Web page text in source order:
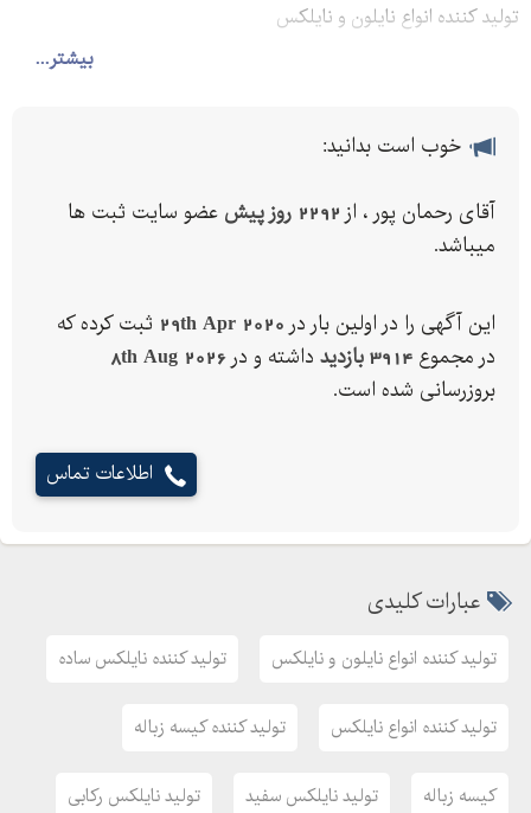
بیشتر...
تولید کننده انواع نایلون و نایلکس
نایلکس دسته دار تولید نایلکس دسته دار
تولید نایلکس رکابی
تولید نایلکس
نایلکس ساده
تولید کننده نایلکس ساده
کیسه زباله
خوب است بدانید:
آقای رحمان پور ، از 2292 روز پیش
عضو سایت ثبت ها
میباشد.
این آگهی را در اولین بار در 29th Apr 2020 ثبت کرده که
در مجموع 3914 بازدید داشته و در 8th Aug 2026
بروزرسانی شده است.
اطلاعات تماس
عبارات کلیدی
تولید کننده انواع نایلون و نایلکس تولید کننده نایلکس ساده
تولید کننده انواع نایلکس تولید کننده کیسه زباله
کیسه زباله تولید نایلکس سفید تولید نایلکس رکابی